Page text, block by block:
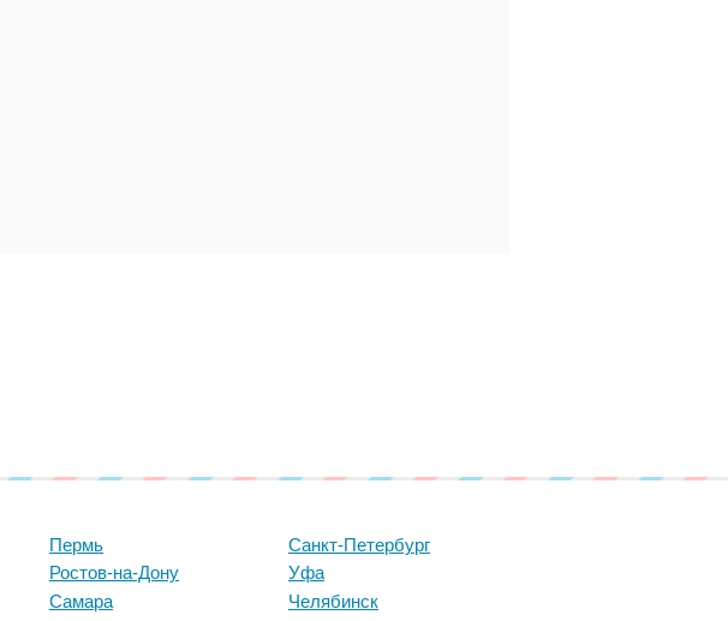
Пермь
Ростов-на-Дону
Самара
Санкт-Петербург
Уфа
Челябинск